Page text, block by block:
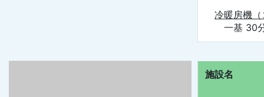
冷暖房機
一基 30
施設名